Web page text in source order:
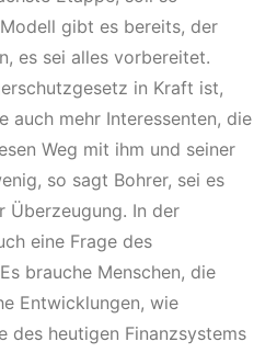
gibt es bereits, der
es sei alles vorbereitet.
in Kraft ist,
auch mehr Interessenten, die
Weg mit ihm und seiner
so sagt Bohrer, sei es
Überzeugung. In der
eine Frage des
brauche Menschen, die
Entwicklungen, wie
des heutigen Finanzsystems